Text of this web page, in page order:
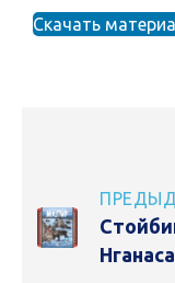
Скачать